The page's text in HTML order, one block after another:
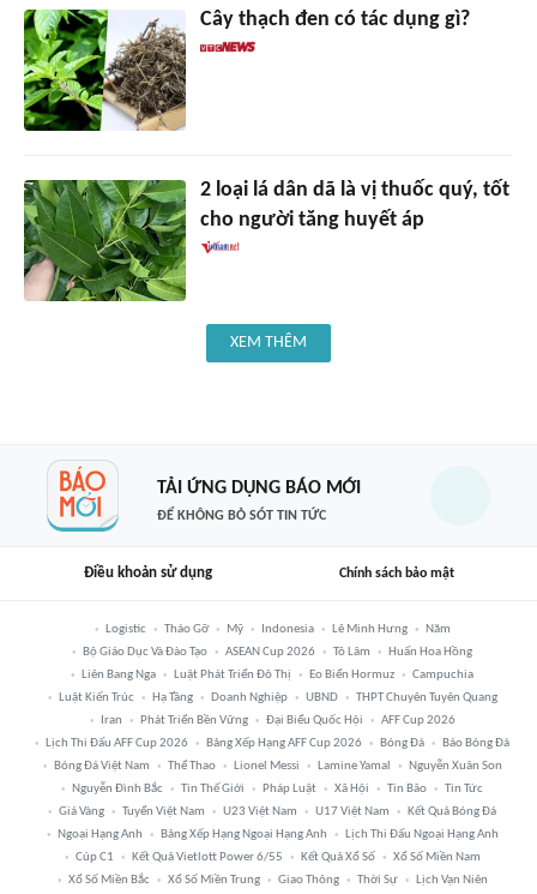
Cây thạch đen có tác dụng gì?
2 loại lá dân dã là vị thuốc quý, tốt
cho người tăng huyết áp
XEM THÊM
TẢI ỨNG DỤNG BÁO MỚI
ĐỂ KHÔNG BỎ SÓT TIN TỨC
Điều khoản sử dụng Chính sách bảo mật
Logistic Tháo Gỡ Mỹ Indonesia Lê Minh Hưng
Năm
Bộ Giáo Dục Và Đào Tạo
ASEAN Cup 2026 Tô Lâm
Huấn Hoa Hồng
Liên Bang Nga
Luật Phát Triển Đô Thị Eo Biển Hormuz
Campuchia
Luật Kiến Trúc
Hạ Tầng Doanh Nghiệp UBND
THPT Chuyên Tuyên Quang
Iran
Phát Triển Bền Vững Đại Biểu Quốc Hội
AFF Cup 2026
Lịch Thi Đấu AFF Cup 2026
Bảng Xếp Hạng AFF Cup 2026 Bóng Đá
Báo Bóng Đá
Bóng Đá Việt Nam
Thể Thao Lionel Messi Lamine Yamal
Nguyễn Xuân Son
Nguyễn Đình Bắc
Tin Thế Giới Pháp Luật Xã Hội Tin Bão
Tin Tức
Giá Vàng
Tuyển Việt Nam U23 Việt Nam U17 Việt Nam
Kết Quả Bóng Đá
Ngoại Hạng Anh
Bảng Xếp Hạng Ngoại Hạng Anh
Lịch Thi Đấu Ngoại Hạng Anh
Cúp C1
Kết Quả Vietlott Power 6/55 Kết Quả Xổ Số
Xổ Số Miền Nam
Xổ Số Miền Bắc
Xổ Số Miền Trung Giao Thông Thời Sự Lịch Vạn Niên